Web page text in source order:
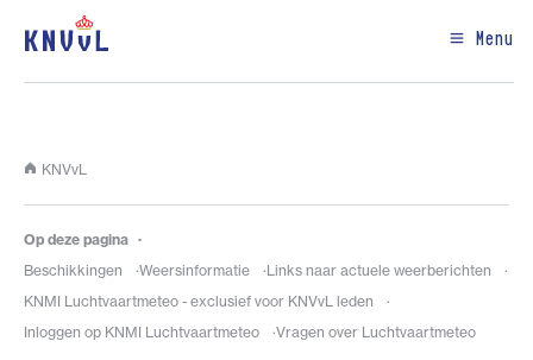
Menu
KNVvL
Op deze pagina
Beschikkingen
Weersinformatie
Links naar actuele weerberichten
KNMI Luchtvaartmeteo - exclusief voor KNVvL leden
Inloggen op KNMI Luchtvaartmeteo
Vragen over Luchtvaartmeteo